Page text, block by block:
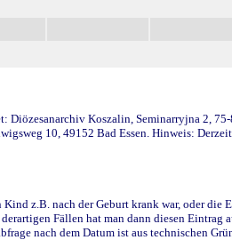
Koszalin, Seminarryjna 2,
10, 49152 Bad Essen. Hinweis:
z.B. nach der Geburt krank war, oder
Fällen hat man dann diesen Eintrag
nach dem Datum ist aus technischen